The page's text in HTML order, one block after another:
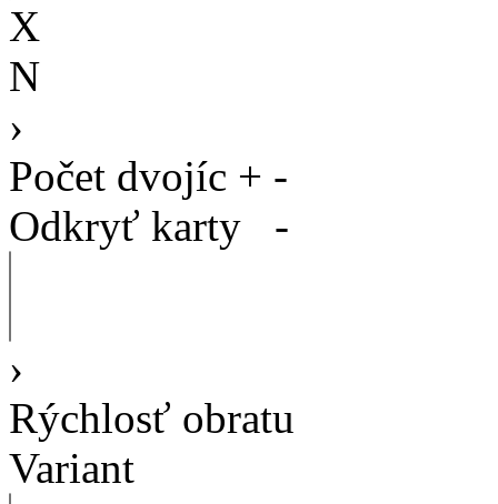
X
N
›
Počet dvojíc + -
Odkryť karty
-
›
Rýchlosť obratu
Variant